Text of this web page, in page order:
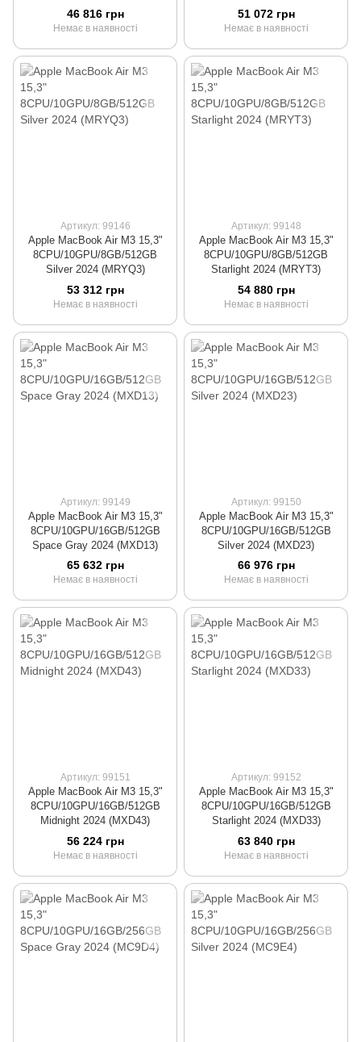
46 816 грн
Немає в наявності
51 072 грн
Немає в наявності
Артикул: 99146
Apple MacBook Air M3 15,3"
8CPU/10GPU/8GB/512GB
Silver 2024 (MRYQ3)
53 312 грн
Немає в наявності
Артикул: 99148
Apple MacBook Air M3 15,3"
8CPU/10GPU/8GB/512GB
Starlight 2024 (MRYT3)
54 880 грн
Немає в наявності
Артикул: 99149
Apple MacBook Air M3 15,3"
8CPU/10GPU/16GB/512GB
Space Gray 2024 (MXD13)
65 632 грн
Немає в наявності
Артикул: 99150
Apple MacBook Air M3 15,3"
8CPU/10GPU/16GB/512GB
Silver 2024 (MXD23)
66 976 грн
Немає в наявності
Артикул: 99151
Apple MacBook Air M3 15,3"
8CPU/10GPU/16GB/512GB
Midnight 2024 (MXD43)
56 224 грн
Немає в наявності
Артикул: 99152
Apple MacBook Air M3 15,3"
8CPU/10GPU/16GB/512GB
Starlight 2024 (MXD33)
63 840 грн
Немає в наявності